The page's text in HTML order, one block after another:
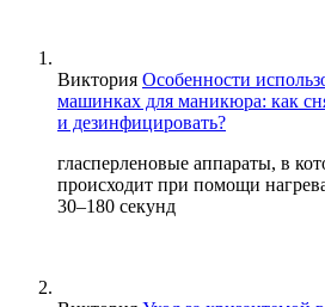
Виктория Особенности
машинках для маникюра: как
и дезинфицировать?
гласперленовые аппараты, в
происходит при помощи
30–180 секунд